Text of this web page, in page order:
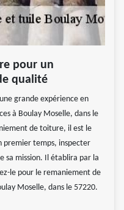
pour un
qualité
grande expérience en
à Boulay Moselle, dans le
de toiture, il est le
premier temps, inspecter
sa mission. Il établira par la
le pour le remaniement de
Moselle, dans le 57220.